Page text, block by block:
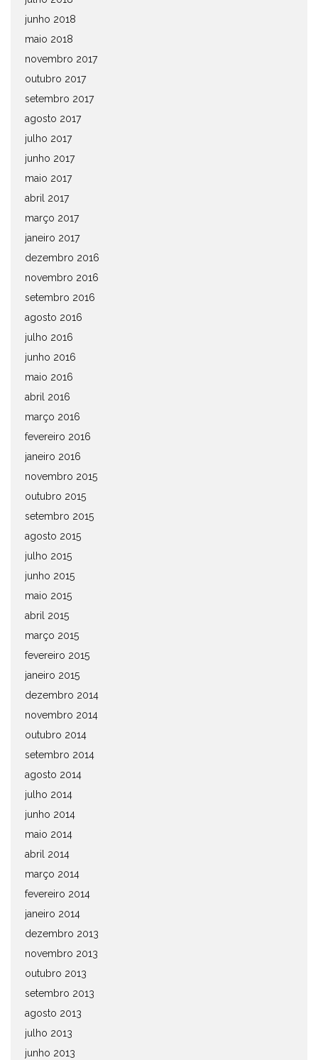
junho 2018
maio 2018
novembro 2017
outubro 2017
setembro 2017
agosto 2017
julho 2017
junho 2017
maio 2017
abril 2017
março 2017
janeiro 2017
dezembro 2016
novembro 2016
setembro 2016
agosto 2016
julho 2016
junho 2016
maio 2016
abril 2016
março 2016
fevereiro 2016
janeiro 2016
novembro 2015
outubro 2015
setembro 2015
agosto 2015
julho 2015
junho 2015
maio 2015
abril 2015
março 2015
fevereiro 2015
janeiro 2015
dezembro 2014
novembro 2014
outubro 2014
setembro 2014
agosto 2014
julho 2014
junho 2014
maio 2014
abril 2014
março 2014
fevereiro 2014
janeiro 2014
dezembro 2013
novembro 2013
outubro 2013
setembro 2013
agosto 2013
julho 2013
junho 2013